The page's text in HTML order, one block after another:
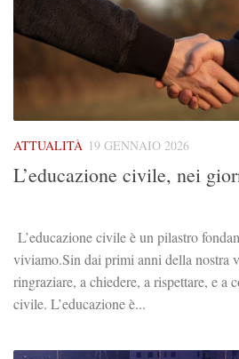
ATTUALITÀ 19 GENNAIO 2026
L’educazione civile, nei
L’educazione civile è un pilastro
viviamo.Sin dai primi anni della nostra
ringraziare, a chiedere, a rispettare, e a
civile. L’educazione è...